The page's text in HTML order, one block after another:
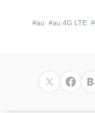
au au 4G LTE